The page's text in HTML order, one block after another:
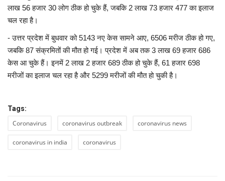
लाख 56 हजार 30 लोग ठीक हो चुके हैं, जबकि 2 लाख 73 हजार 477 का इलाज
चल रहा है।
- उत्तर प्रदेश में बुधवार को 5143 नए केस सामने आए, 6506 मरीज ठीक हो गए,
जबकि 87 संक्रमितों की मौत हो गई। प्रदेश में अब तक 3 लाख 69 हजार 686
केस आ चुके हैं। इनमें 2 लाख 2 हजार 689 ठीक हो चुके हैं, 61 हजार 698
मरीजों का इलाज चल रहा है और 5299 मरीजों की मौत हो चुकी है।
Tags:
Coronavirus coronavirus outbreak coronavirus news
coronavirus in india coronavirus